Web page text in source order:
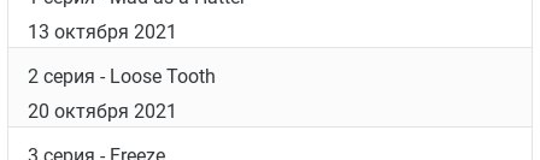
13 октября 2021
2 серия - Loose Tooth
20 октября 2021